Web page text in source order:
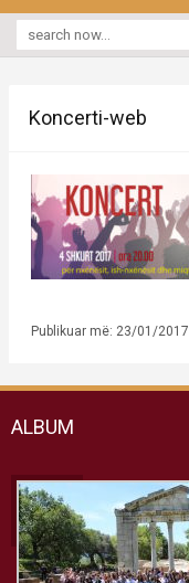
Koncerti-web
Publikuar më: 23/01/2017
ALBUM